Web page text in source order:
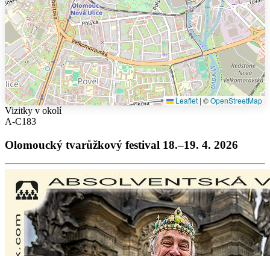
Leaflet | ©OpenStreetMap
Vizitky v okolí
A-C183
Olomoucký tvarůžkový festival 18.–19. 4. 2026